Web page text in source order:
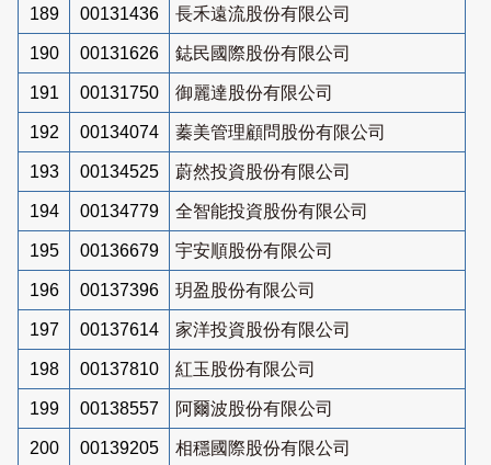
189 00131436 長禾遠流股份有限公司
190 00131626 鋕民國際股份有限公司
191 00131750 御麗達股份有限公司
192 00134074 蓁美管理顧問股份有限公司
193 00134525 蔚然投資股份有限公司
194 00134779 全智能投資股份有限公司
195 00136679 宇安順股份有限公司
196 00137396 玥盈股份有限公司
197 00137614 家洋投資股份有限公司
198 00137810 紅玉股份有限公司
199 00138557 阿爾波股份有限公司
200 00139205
相穩國際股份有限公司